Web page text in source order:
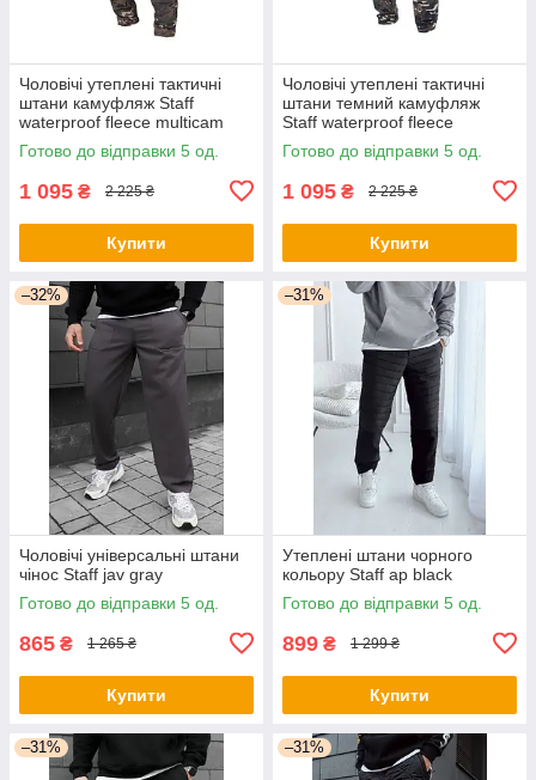
Чоловічі утеплені тактичні
штани камуфляж Staff
waterproof fleece multicam
Готово до відправки 5 од.
1 095 ₴ 2 225 ₴
Купити
Чоловічі утеплені тактичні
штани темний камуфляж
Staff waterproof fleece
multicam
Готово до відправки 5 од.
1 095 ₴ 2 225 ₴
Купити
–32%
Чоловічі універсальні штани
чінос Staff jav gray
Готово до відправки 5 од.
865 ₴ 1 265 ₴
Купити
–31%
Утеплені штани чорного
кольору Staff ap black
Готово до відправки 5 од.
899 ₴ 1 299 ₴
Купити
–31% –31%